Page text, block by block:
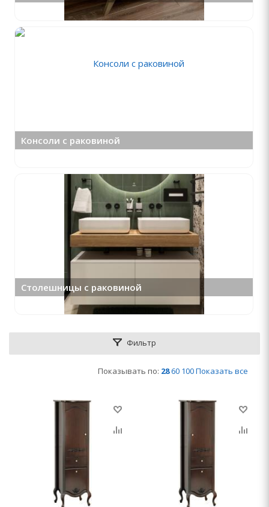
Консоли с раковиной
Столешницы с раковиной
Фильтр
Показывать по: 28 60 100Показать все